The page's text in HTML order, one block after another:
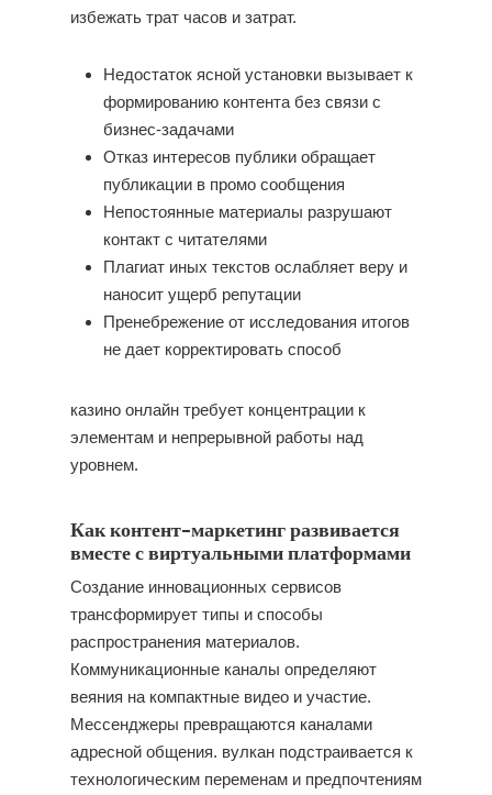
избежать трат часов и затрат.
Недостаток ясной установки вызывает к
формированию контента без связи с
бизнес-задачами
Отказ интересов публики обращает
публикации в промо сообщения
Непостоянные материалы разрушают
контакт с читателями
Плагиат иных текстов ослабляет веру и
наносит ущерб репутации
Пренебрежение от исследования итогов
не дает корректировать способ
казино онлайн требует концентрации к
элементам и непрерывной работы над
уровнем.
Как контент-маркетинг развивается
вместе с виртуальными платформами
Создание инновационных сервисов
трансформирует типы и способы
распространения материалов.
Коммуникационные каналы определяют
веяния на компактные видео и участие.
Мессенджеры превращаются каналами
адресной общения. вулкан подстраивается к
технологическим переменам и предпочтениям